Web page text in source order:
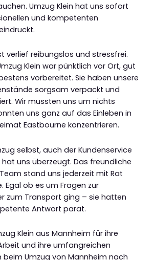
Umzug Klein hat uns sofort
und kompetenten
verlief reibungslos und stressfrei.
Klein war pünktlich vor Ort, gut
vorbereitet. Sie haben unsere
sorgsam verpackt und
Wir mussten uns um nichts
uns ganz auf das Einleben in
Eastbourne konzentrieren.
selbst, auch der Kundenservice
hat uns überzeugt. Das freundliche
stand uns jederzeit mit Rat
Egal ob es um Fragen zur
zum Transport ging – sie hatten
Antwort parat.
Klein aus Mannheim für ihre
und ihre umfangreichen
beim Umzug von Mannheim nach